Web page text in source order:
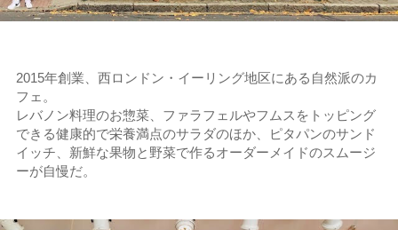
2015年創業、西ロンドン・イーリング地区にある自然派のカ
フェ。
レバノン料理のお惣菜、ファラフェルやフムスをトッピング
できる健康的で栄養満点のサラダのほか、ピタパンのサンド
イッチ、新鮮な果物と野菜で作るオーダーメイドのスムージ
ーが自慢だ。